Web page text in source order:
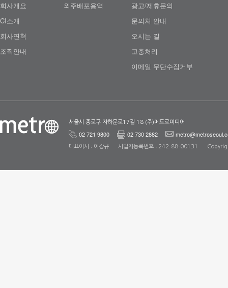
회사개요
CI소개
회사연혁
조직안내
외주배포용역
광고/제휴문의
문의처 안내
오시는 길
고충처리
이메일 무단수집거부
서울시 종로구 자하문로17길 18 (주)메트로미디어
02 721 9800 02 730 2882
대표이사 : 이장규 사업자등록번호 : 242-88-00131